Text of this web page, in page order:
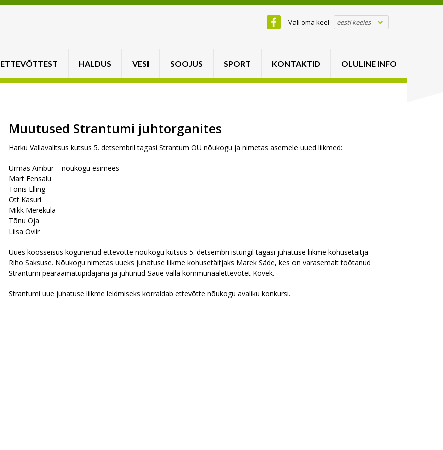
Vali oma keel eesti keeles
ETTEVÕTTEST HALDUS VESI SOOJUS SPORT KONTAKTID OLULINE INFO
Muutused Strantumi juhtorganites
Harku Vallavalitsus kutsus 5. detsembril tagasi Strantum OÜ nõukogu ja nimetas asemele uued liikmed:
Urmas Ambur – nõukogu esimees
Mart Eensalu
Tõnis Elling
Ott Kasuri
Mikk Mereküla
Tõnu Oja
Liisa Oviir
Uues koosseisus kogunenud ettevõtte nõukogu kutsus 5. detsembri istungil tagasi juhatuse liikme kohusetäitja
Riho Saksuse. Nõukogu nimetas uueks juhatuse liikme kohusetäitjaks Marek Säde, kes on varasemalt töötanud
Strantumi pearaamatupidajana ja juhtinud Saue valla kommunaalettevõtet Kovek.
Strantumi uue juhatuse liikme leidmiseks korraldab ettevõtte nõukogu avaliku konkursi.